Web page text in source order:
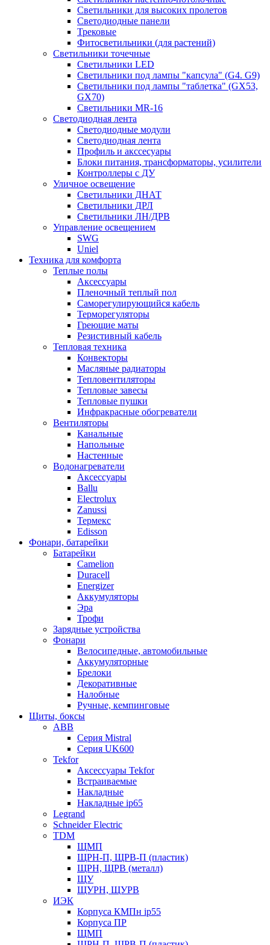
Светильники для высоких пролетов
Светодиодные панели
Трековые
Фитосветильники (для растений)
Светильники точечные
Светильники LED
Светильники под лампы "капсула" (G4. G9)
Светильники под лампы "таблетка" (GX53,
GX70)
Светильники MR-16
Светодиодная лента
Светодиодные модули
Светодиодная лента
Профиль и акссесуары
Блоки питания, трансформаторы, усилители
Контроллеры с ДУ
Уличное освещение
Светильники ДНАТ
Светильники ДРЛ
Светильники ЛН/ДРВ
Управление освещением
SWG
Uniel
Техника для комфорта
Теплые полы
Аксессуары
Пленочный теплый пол
Саморегулирующийся кабель
Терморегуляторы
Греющие маты
Резистивный кабель
Тепловая техника
Конвекторы
Масляные радиаторы
Тепловентиляторы
Тепловые завесы
Тепловые пушки
Инфракрасные обогреватели
Вентиляторы
Канальные
Напольные
Настенные
Водонагреватели
Аксессуары
Ballu
Electrolux
Zanussi
Термекс
Edisson
Фонари, батарейки
Батарейки
Camelion
Duracell
Energizer
Аккумуляторы
Эра
Трофи
Зарядные устройства
Фонари
Велосипедные, автомобильные
Аккумуляторные
Брелоки
Декоративные
Налобные
Ручные, кемпинговые
Щиты, боксы
ABB
Серия Mistral
Серия UK600
Tekfor
Аксессуары Tekfor
Встраиваемые
Накладные
Накладные ip65
Legrand
Schneider Electric
TDM
ЩМП
ЩРН-П, ЩРВ-П (пластик)
ЩРН, ЩРВ (металл)
ЩУ
ЩУРН, ЩУРВ
ИЭК
Корпуса КМПн ip55
Корпуса ПР
ЩМП